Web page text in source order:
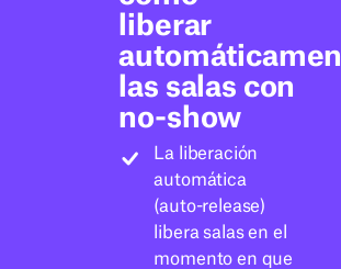
liberar
las salas con
no-show
La liberación
automática
(auto-release)
libera salas en el
momento en que